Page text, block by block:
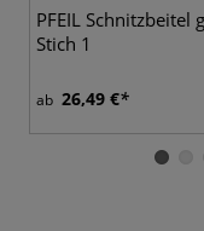
PFEIL Schnitzbeitel
Stich 1
ab 26,49 €